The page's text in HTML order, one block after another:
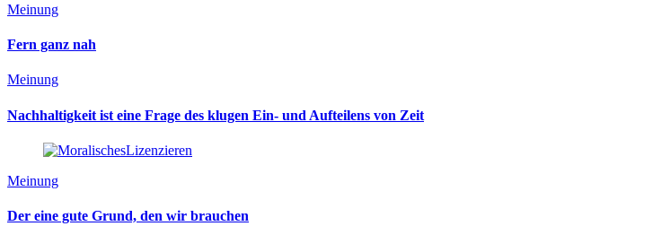
Meinung
Fern ganz nah
Meinung
Nachhaltigkeit ist eine Frage des klugen Ein- und Aufteilens von Zeit
Meinung
Der eine gute Grund, den wir brauchen